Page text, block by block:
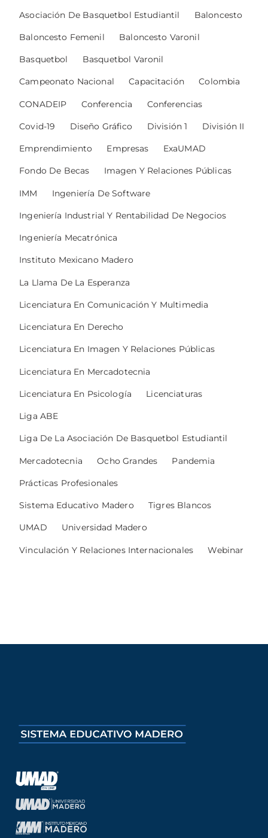
Asociación De Basquetbol Estudiantil Baloncesto
Baloncesto Femenil Baloncesto Varonil
Basquetbol Basquetbol Varonil
Campeonato Nacional Capacitación Colombia
CONADEIP Conferencia Conferencias
Covid-19 Diseño Gráfico División 1 División II
Emprendimiento Empresas ExaUMAD
Fondo De Becas Imagen Y Relaciones Públicas
IMM Ingeniería De Software
Ingeniería Industrial Y Rentabilidad De Negocios
Ingeniería Mecatrónica
Instituto Mexicano Madero
La Llama De La Esperanza
Licenciatura En Comunicación Y Multimedia
Licenciatura En Derecho
Licenciatura En Imagen Y Relaciones Públicas
Licenciatura En Mercadotecnia
Licenciatura En Psicología Licenciaturas
Liga ABE
Liga De La Asociación De Basquetbol Estudiantil
Mercadotecnia Ocho Grandes Pandemia
Prácticas Profesionales
Sistema Educativo Madero Tigres Blancos
UMAD Universidad Madero
Vinculación Y Relaciones Internacionales Webinar